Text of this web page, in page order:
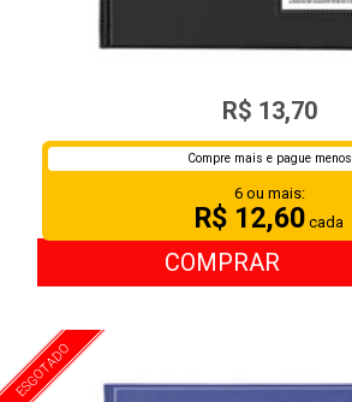
PASTA CATALOGO C/ 50ENV.
R$ 13,70
Compre mais e pague menos
6 ou mais:
R$ 12,60 cada
COMPRAR
ESGOTADO